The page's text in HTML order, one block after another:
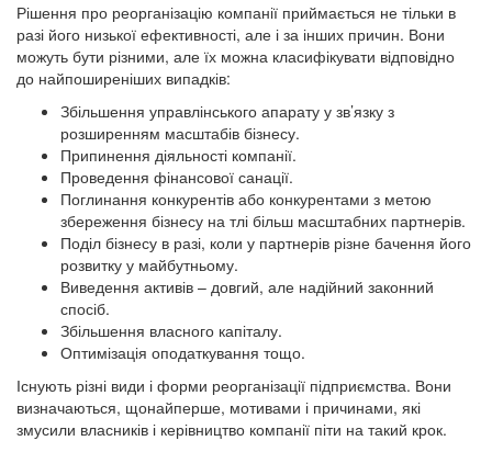
Рішення про реорганізацію компанії приймається не тільки в
разі його низької ефективності, але і за інших причин. Вони
можуть бути різними, але їх можна класифікувати відповідно
до найпоширеніших випадків:
Збільшення управлінського апарату у зв’язку з
розширенням масштабів бізнесу.
Припинення діяльності компанії.
Проведення фінансової санації.
Поглинання конкурентів або конкурентами з метою
збереження бізнесу на тлі більш масштабних партнерів.
Поділ бізнесу в разі, коли у партнерів різне бачення його
розвитку у майбутньому.
Виведення активів – довгий, але надійний законний
спосіб.
Збільшення власного капіталу.
Оптимізація оподаткування тощо.
Існують різні види і форми реорганізації підприємства. Вони
визначаються, щонайперше, мотивами і причинами, які
змусили власників і керівництво компанії піти на такий крок.